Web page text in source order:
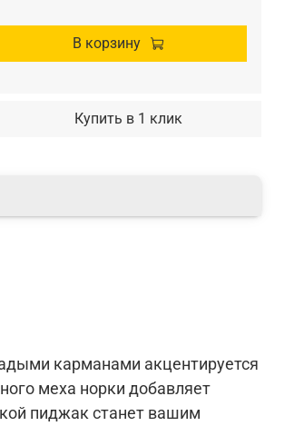
В корзину
Купить в 1 клик
карманами акцентируется
меха норки добавляет
пиджак станет вашим